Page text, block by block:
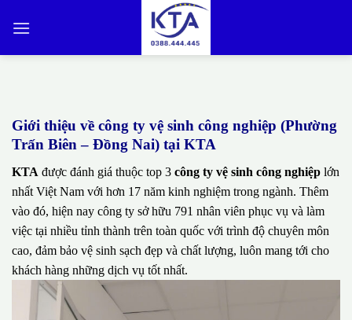
qua
Giới thiệu về công ty vệ sinh công nghiệp (Phường
Trấn Biên – Đồng Nai) tại KTA
KTA được đánh giá thuộc top 3 công ty vệ sinh công nghiệp lớn
nhất Việt Nam với hơn 17 năm kinh nghiệm trong ngành. Thêm
vào đó, hiện nay công ty sở hữu 791 nhân viên phục vụ và làm
việc tại nhiều tỉnh thành trên toàn quốc với trình độ chuyên môn
cao, đảm bảo vệ sinh sạch đẹp và chất lượng, luôn mang tới cho
khách hàng những dịch vụ tốt nhất.